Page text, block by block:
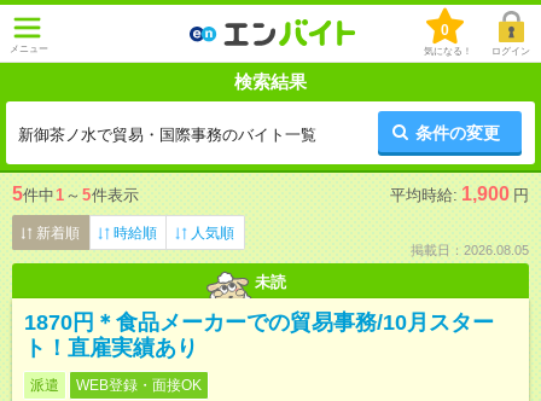
メニュー
0
気になる！ ログイン
検索結果
新御茶ノ水で貿易・国際事務のバイト一覧 条件の変更
5件中1 ～ 5件表示 平均時給: 1,900 円
新着順 時給順 人気順
掲載日：2026.08.05
未読
1870円＊食品メーカーでの貿易事務/10月スター
ト！直雇実績あり
派遣 WEB登録・面接OK